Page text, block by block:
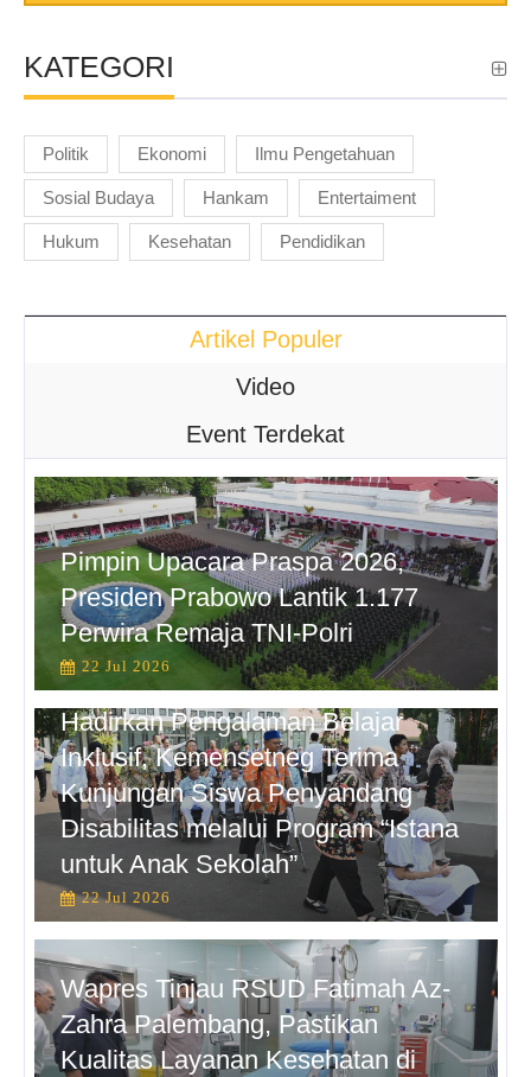
KATEGORI
Politik Ekonomi Ilmu Pengetahuan
Sosial Budaya Hankam Entertaiment
Hukum Kesehatan Pendidikan
Artikel Populer
Video
Event Terdekat
Pimpin Upacara Praspa 2026,
Presiden Prabowo Lantik 1.177
Perwira Remaja TNI-Polri
22 Jul 2026
Hadirkan Pengalaman Belajar
Inklusif, Kemensetneg Terima
Kunjungan Siswa Penyandang
Disabilitas melalui Program “Istana
untuk Anak Sekolah”
22 Jul 2026
Wapres Tinjau RSUD Fatimah Az-
Zahra Palembang, Pastikan
Kualitas Layanan Kesehatan di